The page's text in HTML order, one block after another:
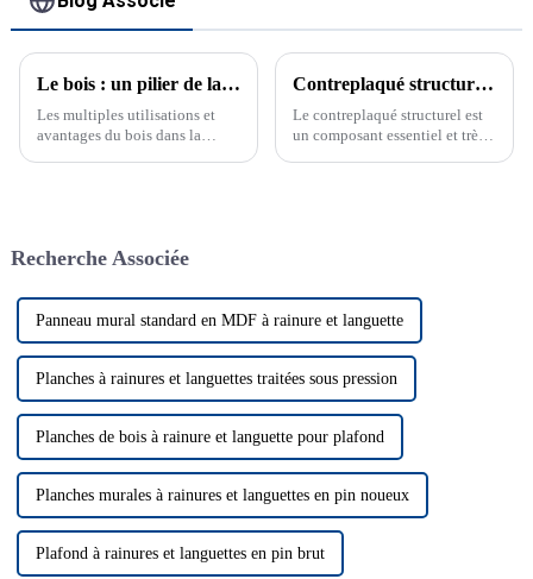
Le bois : un pilier de la construction moderne
Les multiples utilisations et
avantages du bois dans la
Contreplaqué structurel : l'épine dorsale de la construction moderne
Le contreplaqué structurel est
un composant essentiel et très
Recherche Associée
Panneau mural standard en MDF à rainure et languette
Planches à rainures et languettes traitées sous pression
Planches de bois à rainure et languette pour plafond
Planches murales à rainures et languettes en pin noueux
Plafond à rainures et languettes en pin brut